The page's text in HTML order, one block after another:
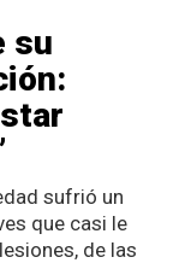
su
sufrió un
que casi le
de las